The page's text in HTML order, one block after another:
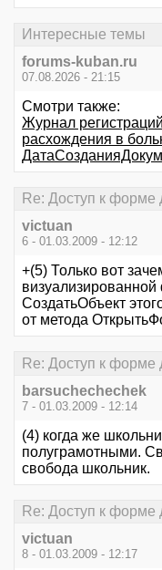
Интересные темы
forums-kuban.ru
07.08.2026 - 21:15
Смотри также:
Журнал регистраций
расхождения в
Re: Доступ к форме
victuan
6 - 01.03.2009 - 12:12
+(5) Только вот
СоздатьОбъект
от метода
Re: Доступ к форме
barsuchechechek
7 - 01.03.2009 - 12:14
(4) когда же
полуграмотными.
свобода школьник.
Re: Доступ к форме
victuan
8 - 01.03.2009 - 12:17